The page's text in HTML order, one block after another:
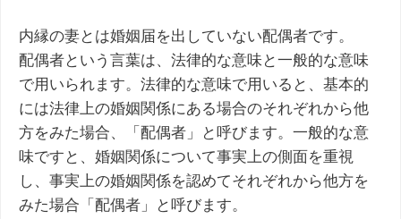
内縁の妻とは婚姻届を出していない配偶者です。
配偶者という言葉は、法律的な意味と一般的な意味
で用いられます。法律的な意味で用いると、基本的
には法律上の婚姻関係にある場合のそれぞれから他
方をみた場合、「配偶者」と呼びます。一般的な意
味ですと、婚姻関係について事実上の側面を重視
し、事実上の婚姻関係を認めてそれぞれから他方を
みた場合「配偶者」と呼びます。